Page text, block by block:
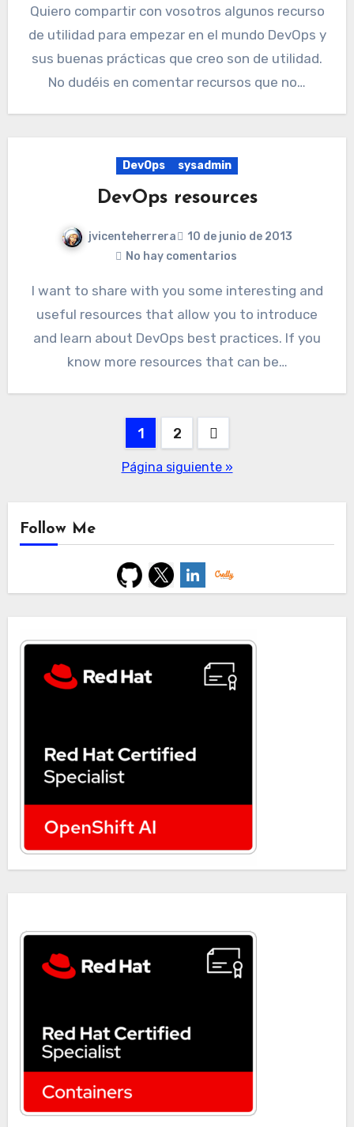
Quiero compartir con vosotros algunos recurso
de utilidad para empezar en el mundo DevOps y
sus buenas prácticas que creo son de utilidad.
No dudéis en comentar recursos que no…
DevOps sysadmin
DevOps resources
jvicenteherrera
10 de junio de 2013
No hay comentarios
I want to share with you some interesting and
useful resources that allow you to introduce
and learn about DevOps best practices. If you
know more resources that can be…
Paginación1 2
Página siguiente »
Follow Me